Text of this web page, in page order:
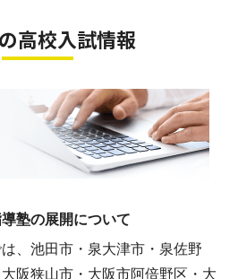
高校入試情報
塾の展開について
、池田市・泉大津市・泉佐野
阪狭山市・大阪市阿倍野区・大